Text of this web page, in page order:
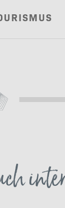
Bonus